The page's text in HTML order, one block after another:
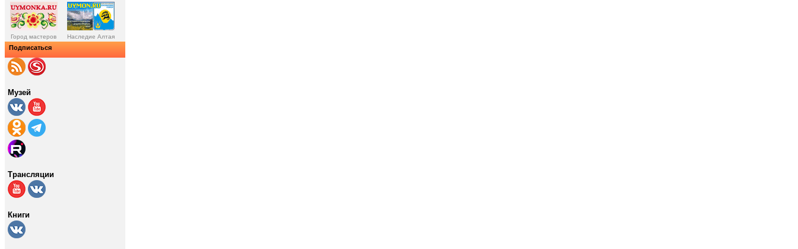
Город мастеров Наследие Алтая
Подписаться
Музей
Трансляции
Книги